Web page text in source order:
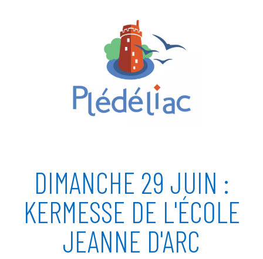
DIMANCHE 29 JUIN :
KERMESSE DE L'ÉCOLE
JEANNE D'ARC